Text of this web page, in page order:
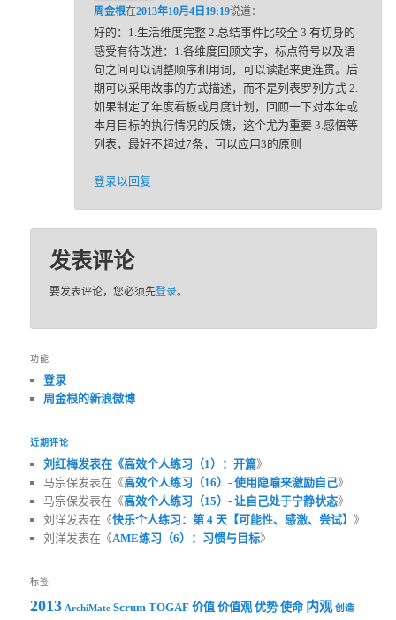
周金根在2013年10月4日19:19说道：
好的：1.生活维度完整 2.总结事件比较全 3.有切身的
感受有待改进：1.各维度回顾文字，标点符号以及语
句之间可以调整顺序和用词，可以读起来更连贯。后
期可以采用故事的方式描述，而不是列表罗列方式 2.
如果制定了年度看板或月度计划，回顾一下对本年或
本月目标的执行情况的反馈，这个尤为重要 3.感悟等
列表，最好不超过7条，可以应用3的原则
登录以回复
发表评论
要发表评论，您必须先登录。
功能
登录
周金根的新浪微博
近期评论
刘红梅发表在《高效个人练习（1）：开篇》
马宗保发表在《高效个人练习（16）- 使用隐喻来激励自己》
马宗保发表在《高效个人练习（15）- 让自己处于宁静状态》
刘洋发表在《快乐个人练习：第 4 天【可能性、感激、尝试】 》
刘洋发表在《AME练习（6）：习惯与目标》
标签
2013 ArchiMate Scrum TOGAF 价值 价值观 优势 使命 内观 创造